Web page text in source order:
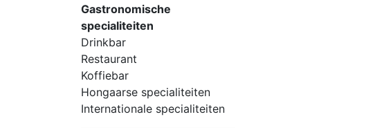
Gastronomische
specialiteiten
Drinkbar
Restaurant
Koffiebar
Hongaarse specialiteiten
Internationale specialiteiten